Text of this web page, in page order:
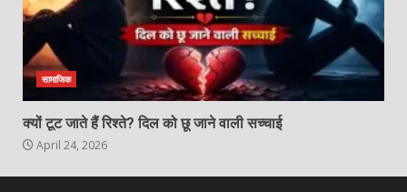
सामाजिक
क्यों टूट जाते हैं रिश्ते? दिल को छू जाने वाली सच्चाई
April 24, 2026